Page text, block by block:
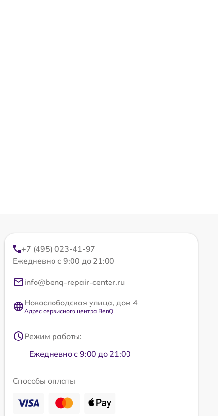
+7 (495) 023-41-97
Ежедневно с 9:00 до 21:00
info@benq-repair-center.ru
Новослободская улица, дом 4
Адрес сервисного центра BenQ
Режим работы:
Ежедневно с 9:00 до 21:00
Способы оплаты